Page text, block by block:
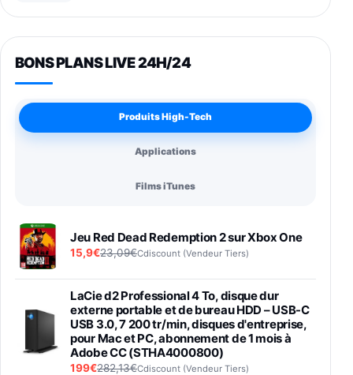
BONS PLANS LIVE 24H/24
Produits High-Tech
Applications
Films iTunes
Jeu Red Dead Redemption 2 sur Xbox One
15,9€23,09€Cdiscount (Vendeur Tiers)
LaCie d2 Professional 4 To, disque dur
externe portable et de bureau HDD – USB-C
USB 3.0, 7 200 tr/min, disques d'entreprise,
pour Mac et PC, abonnement de 1 mois à
Adobe CC (STHA4000800)
199€282,13€Cdiscount (Vendeur Tiers)